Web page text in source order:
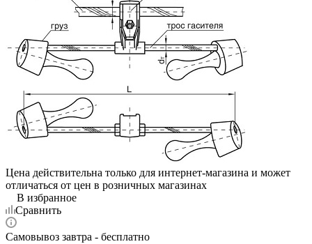
Цена действительна только для интернет-магазина и может
отличаться от цен в розничных магазинах
В избранное
Сравнить
Самовывоз завтра - бесплатно